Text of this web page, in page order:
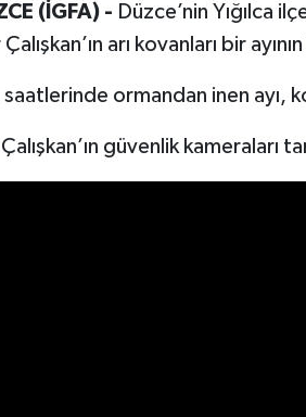
(İGFA) - Düzce’nin Yığılca
arı kovanları bir
ormandan inen ayı,
güvenlik kameraları